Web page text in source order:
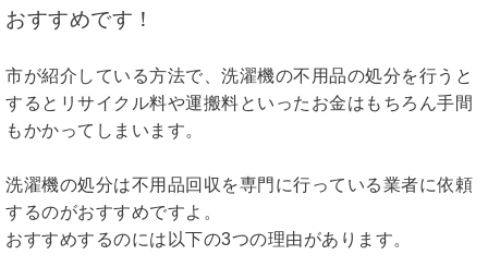
おすすめです！
市が紹介している方法で、洗濯機の不用品の処分を行うと
するとリサイクル料や運搬料といったお金はもちろん手間
もかかってしまいます。
洗濯機の処分は不用品回収を専門に行っている業者に依頼
するのがおすすめですよ。
おすすめするのには以下の3つの理由があります。